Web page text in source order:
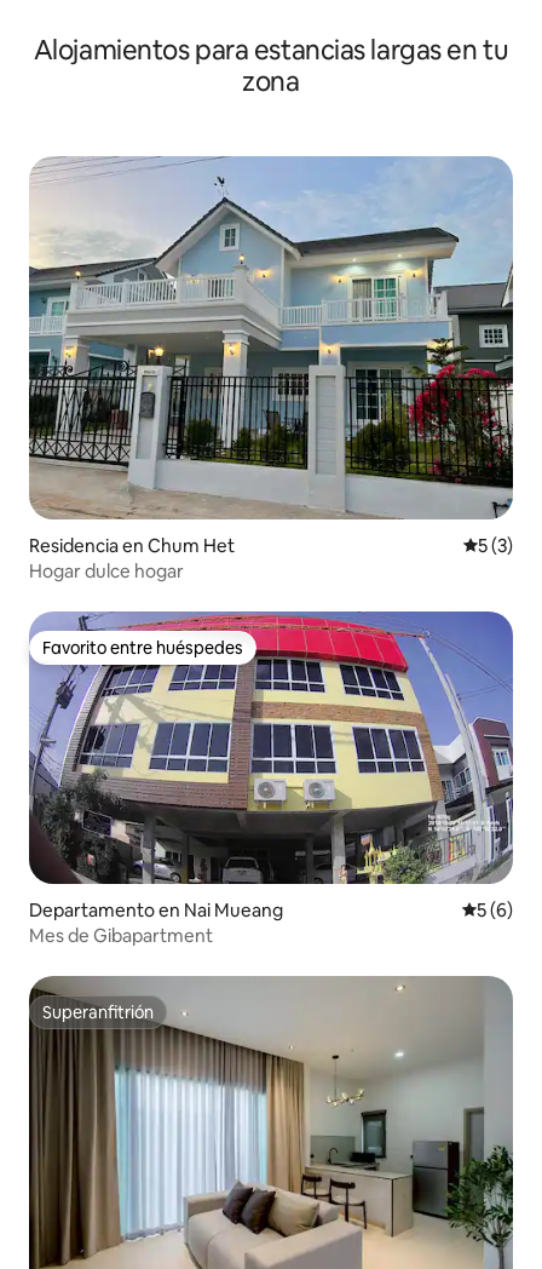
Alojamientos para estancias largas en tu
zona
Residencia en Chum Het
5 (3)
Hogar dulce hogar
Favorito entre huéspedes
Favorito entre huéspedes
Departamento en Nai Mueang
5 (6)
Mes de Gibapartment
Superanfitrión
Superanfitrión